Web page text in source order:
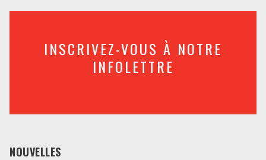
INSCRIVEZ-VOUS À NOTRE
INFOLETTRE
NOUVELLES